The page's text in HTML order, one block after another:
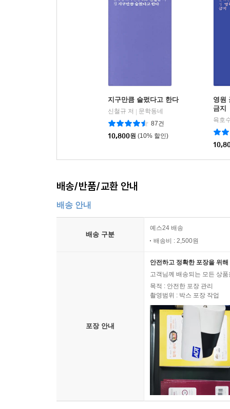
지구만큼 슬펐다고 한다
신철규 저
문학동네
87건
10,800원 (10% 할인)
영원
금지
육호
배송/반품/교환 안내
배송 안내
배송 구분
예스24 배송
배송비 : 2,500원
포장 안내
안전하고 정확한 포장을 위
고객님께 배송되는 모든 상
목적 : 안전한 포장 관리
촬영범위 : 박스 포장 작업